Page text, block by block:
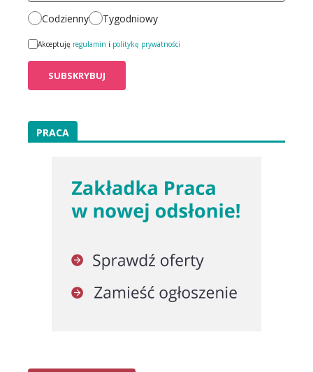
Codzienny Tygodniowy
Akceptuję regulamin i politykę prywatności
PRACA